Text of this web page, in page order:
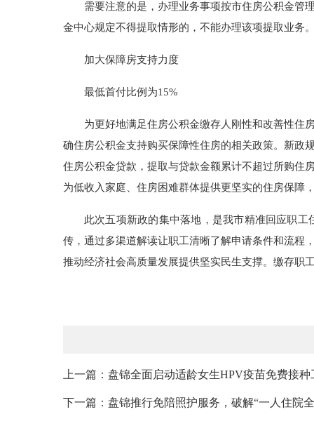
需要注意的是，办理业务事项按市住房公积金管
金中心规定不得提取情形的，不能办理该项提取业务
加大保障房支持力度
最低首付比例为15%
为更好地满足住房公积金缴存人刚性和改善性住
确住房公积金支持购买保障性住房的相关政策。新政
住房公积金贷款，提取与贷款金额累计不超过所购住
为低收入家庭、住房困难群体提供更坚实的住房保障
此次五项新政的集中落地，是我市精准回应职
传，通过多渠道解读让职工清晰了解申请条件和流程
推动经济社会高质量发展提供坚实民生支撑。缴存职
上一篇：盘锦全面启动适龄女生HPV疫苗免费接种
下一篇：盘锦推行免陪照护服务，破解“一人住院